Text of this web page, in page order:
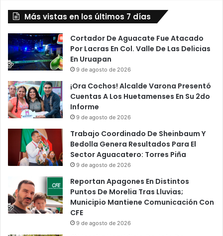
Más vistas en los últimos 7 días
Cortador De Aguacate Fue Atacado
Por Lacras En Col. Valle De Las Delicias
En Uruapan
9 de agosto de 2026
¡Ora Cochos! Alcalde Varona Presentó
Cuentas A Los Huetamenses En Su 2do
Informe
9 de agosto de 2026
Trabajo Coordinado De Sheinbaum Y
Bedolla Genera Resultados Para El
Sector Aguacatero: Torres Piña
9 de agosto de 2026
Reportan Apagones En Distintos
Puntos De Morelia Tras Lluvias;
Municipio Mantiene Comunicación Con
CFE
9 de agosto de 2026